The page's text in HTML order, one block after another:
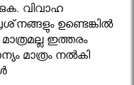
വിവാഹ
ഉണ്ടെങ്കില്‍
ഇത്തരം
മാത്രം നല്‍കി